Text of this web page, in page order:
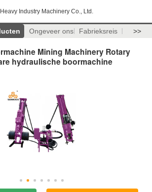
Industry Machinery Co., Ltd.
Ongeveer ons Fabrieksreis >>
Mining Machinery Rotary
hydraulische boormachine